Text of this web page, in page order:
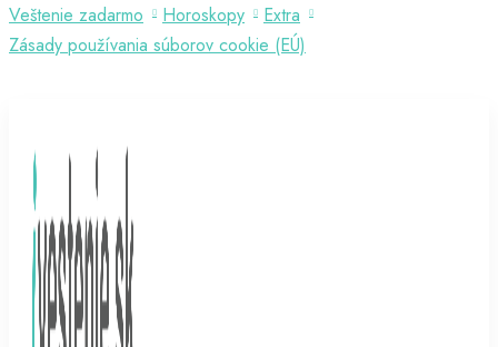
Veštenie zadarmo
Horoskopy
Extra
Zásady používania súborov cookie (EÚ)